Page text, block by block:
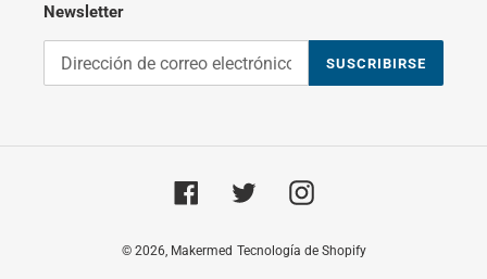
Newsletter
SUSCRIBIRSE
FacebookTwitter Instagram
© 2026, Makermed Tecnología de Shopify